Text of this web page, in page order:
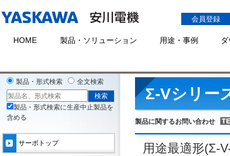
会員登録
HOME 製品・ソリューション 用途・事例
Σ-Vシリー
製品に関するお問い合わせ
用途最適形(Σ-
製品・形式検索 全文検索
製品・形式検索に生産中止製品を
含める
サーボトップ